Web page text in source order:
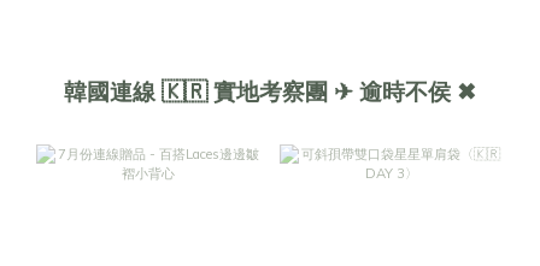
韓國連線 🇰🇷 實地考察團 ✈ 逾時不侯 ✖︎